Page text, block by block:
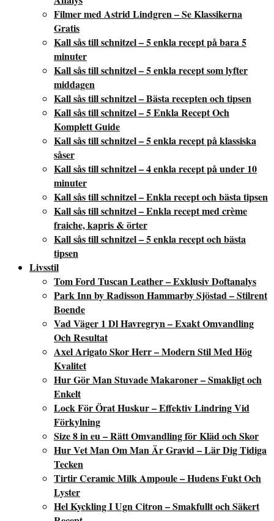
Filmer med Astrid Lindgren – Se Klassikerna
Gratis
Kall sås till schnitzel – 5 enkla recept på bara 5
minuter
Kall sås till schnitzel – 5 enkla recept som lyfter
middagen
Kall sås till schnitzel – Bästa recepten och tipsen
Kall sås till schnitzel – 5 Enkla Recept Och
Komplett Guide
Kall sås till schnitzel – 5 enkla recept på klassiska
såser
Kall sås till schnitzel – 4 enkla recept på under 10
minuter
Kall sås till schnitzel – Enkla recept och bästa tipsen
Kall sås till schnitzel – Enkla recept med crème
fraiche, kapris & örter
Kall sås till schnitzel – 5 enkla recept och bästa
tipsen
Livsstil
Tom Ford Tuscan Leather – Exklusiv Doftanalys
Park Inn by Radisson Hammarby Sjöstad – Stilrent
Boende
Vad Väger 1 Dl Havregryn – Exakt Omvandling
Och Resultat
Axel Arigato Skor Herr – Modern Stil Med Hög
Kvalitet
Hur Gör Man Stuvade Makaroner – Smakligt och
Enkelt
Lock För Örat Huskur – Effektiv Lindring Vid
Förkylning
Size 8 in eu – Rätt Omvandling för Kläd och Skor
Hur Vet Man Om Man Är Gravid – Lär Dig Tidiga
Tecken
Tirtir Ceramic Milk Ampoule – Hudens Fukt Och
Lyster
Hel Kyckling I Ugn Citron – Smakfullt och Säkert